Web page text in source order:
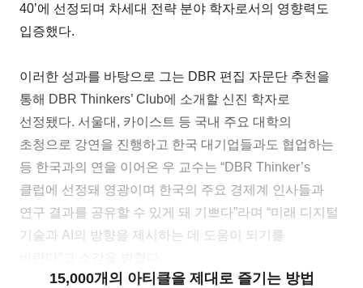
40’에 선정되며 차세대 전략 분야 학자로서의 영향력도
입증했다.
이러한 성과를 바탕으로 그는 DBR 편집 자문단 추천을
통해 DBR Thinkers’ Club에 소개할 신진 학자로
선정됐다. 서울대, 카이스트 등 국내 주요 대학의
초청으로 강연을 진행하고 한국 대기업들과도 협업하는
등 한국과의 연을 이어온 우 교수는 “DBR Thinker’s
클럽에 선정돼 영광이며 한국의 주요 경제계 인사들과
연구 결과를 공유할 수 있게 돼 기쁘다”라며 “미래 디지털
기술과 AI의 방향을 제시하는 데 도움이 되기를
15,000개의 아티클을 제대로 즐기는 방법